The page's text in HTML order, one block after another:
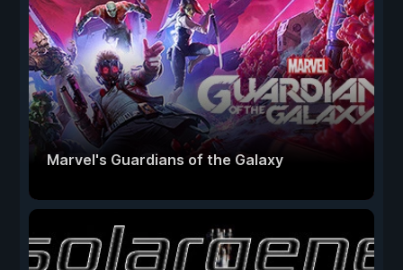
Marvel's Guardians of the Galaxy